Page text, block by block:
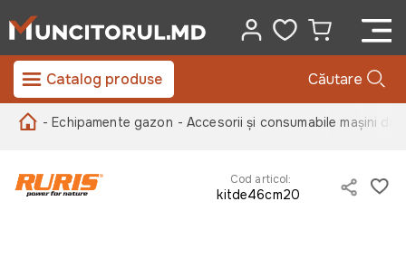
Catalog produse Căutare
- Echipamente gazon - Accesorii și consumabile mașini de
Cod articol:
kitde46cm20